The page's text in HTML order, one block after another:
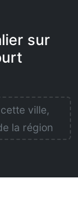
sur
ville,
la région